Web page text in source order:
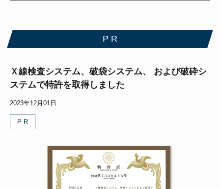
P R
Ｘ線検査システム、破袋システム、 および破砕シ
ステムで特許を取得しました
2023年12月01日
P R